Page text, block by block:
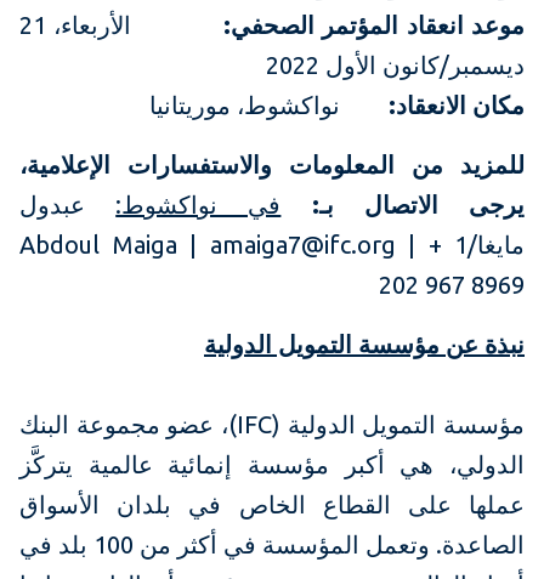
موعد انعقاد المؤتمر الصحفي:
الأربعاء، 21
ديسمبر/كانون الأول 2022
مكان الانعقاد:
نواكشوط، موريتانيا
للمزيد من المعلومات والاستفسارات الإعلامية،
يرجى الاتصال بـ:
في نواكشوط: عبدول
مايغا/Abdoul Maiga | amaiga7@ifc.org | + 1
202 967 8969
نبذة عن مؤسسة التمويل الدولية
مؤسسة التمويل الدولية (IFC)، عضو مجموعة البنك
الدولي، هي أكبر مؤسسة إنمائية عالمية يتركَّز
عملها على القطاع الخاص في بلدان الأسواق
الصاعدة. وتعمل المؤسسة في أكثر من 100 بلد في